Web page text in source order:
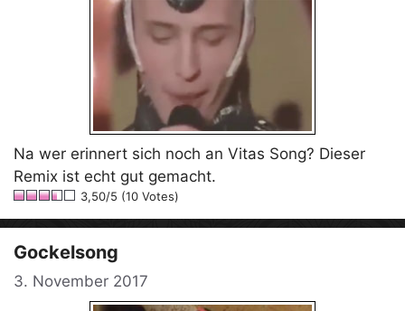
Na wer erinnert sich noch an Vitas Song? Dieser
Remix ist echt gut gemacht.
3,50/5 (10 Votes)
Gockelsong
3. November 2017